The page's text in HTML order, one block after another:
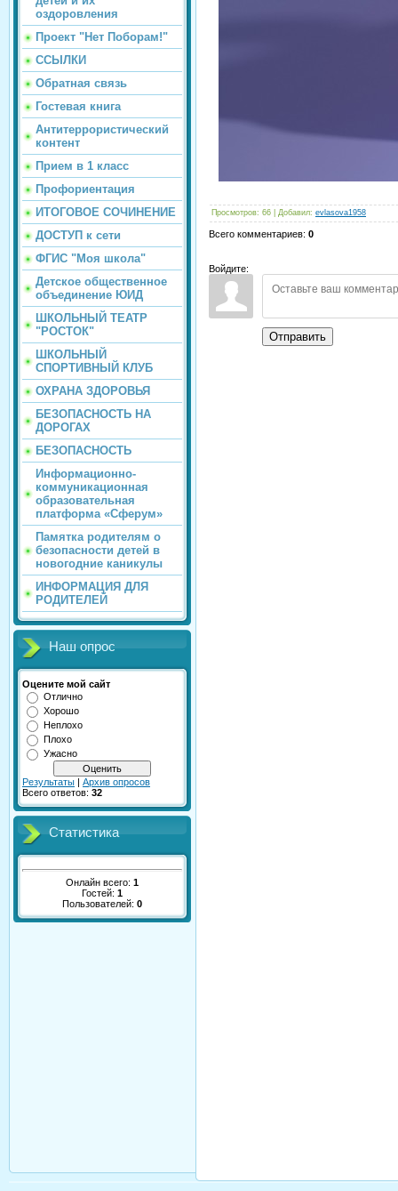
оздоровления
Проект "Нет Поборам!"
ССЫЛКИ
Обратная связь
Гостевая книга
Антитеррористический
контент
Прием в 1 класс
Профориентация
ИТОГОВОЕ СОЧИНЕНИЕ
ДОСТУП к сети
ФГИС "Моя школа"
Детское общественное
объединение ЮИД
ШКОЛЬНЫЙ ТЕАТР
"РОСТОК"
ШКОЛЬНЫЙ
СПОРТИВНЫЙ КЛУБ
ОХРАНА ЗДОРОВЬЯ
БЕЗОПАСНОСТЬ НА
ДОРОГАХ
БЕЗОПАСНОСТЬ
Информационно-
коммуникационная
образовательная
платформа «Сферум»
Памятка родителям о
безопасности детей в
новогодние каникулы
ИНФОРМАЦИЯ ДЛЯ
РОДИТЕЛЕЙ
Наш опрос
Оцените мой сайт
Отлично
Хорошо
Неплохо
Плохо
Ужасно
Результаты | Архив опросов
Всего ответов: 32
Статистика
Онлайн всего: 1
Гостей: 1
Пользователей: 0
Просмотров: 66 Добавил: evlasova1958
Всего комментариев: 0
Войдите:
Отправить